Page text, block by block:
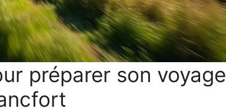
préparer son voyage